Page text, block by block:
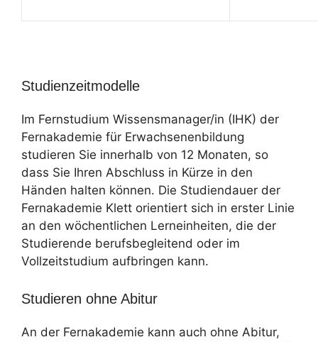
Studienzeitmodelle
Im Fernstudium Wissensmanager/in (IHK) der
Fernakademie für Erwachsenenbildung
studieren Sie innerhalb von 12 Monaten, so
dass Sie Ihren Abschluss in Kürze in den
Händen halten können. Die Studiendauer der
Fernakademie Klett orientiert sich in erster Linie
an den wöchentlichen Lerneinheiten, die der
Studierende berufsbegleitend oder im
Vollzeitstudium aufbringen kann.
Studieren ohne Abitur
An der Fernakademie kann auch ohne Abitur,